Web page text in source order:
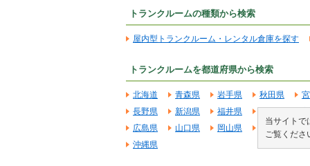
トランクルームの種類から検索
屋内型トランクルーム・レンタル倉庫を探す
トランクルームを都道府県から検索
北海道 青森県 岩手県 秋田県
長野県
新潟県 福井県
広島県
山口県 岡山県 鳥取県
沖縄県
当サイトで
ご覧くださ